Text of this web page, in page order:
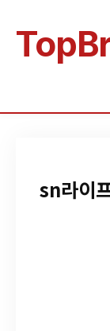
sn라이